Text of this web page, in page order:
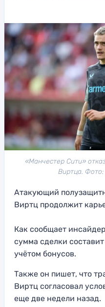
«Манчестер Сити»
Виртца. Фото:
Атакующий
Виртц продолжит
Как сообщает
сумма сделки
учётом бонусов.
Также он пишет, что
Виртц согласовал
еще две недели назад.